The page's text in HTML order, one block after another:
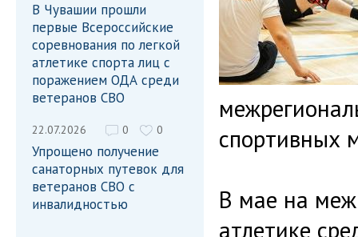
В Чувашии прошли
первые Всероссийские
соревнования по легкой
атлетике спорта лиц с
поражением ОДА среди
ветеранов СВО
22.07.2026 0 0
Упрощено получение
санаторных путевок для
ветеранов СВО с
инвалидностью
спортивных
В мае на
атлетике